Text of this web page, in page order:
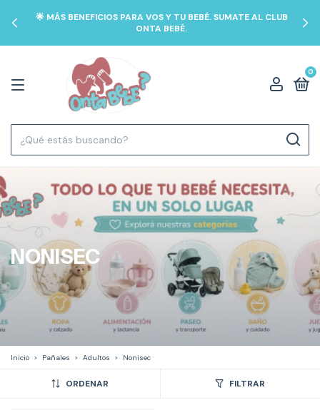
🌟 MÁS BENEFICIOS PARA VOS Y TU BEBÉ. SUMATE AL CLUB
ONTA BEBÉ.
0
NONISEC
Inicio > Pañales > Adultos > Nonisec
ORDENAR FILTRAR